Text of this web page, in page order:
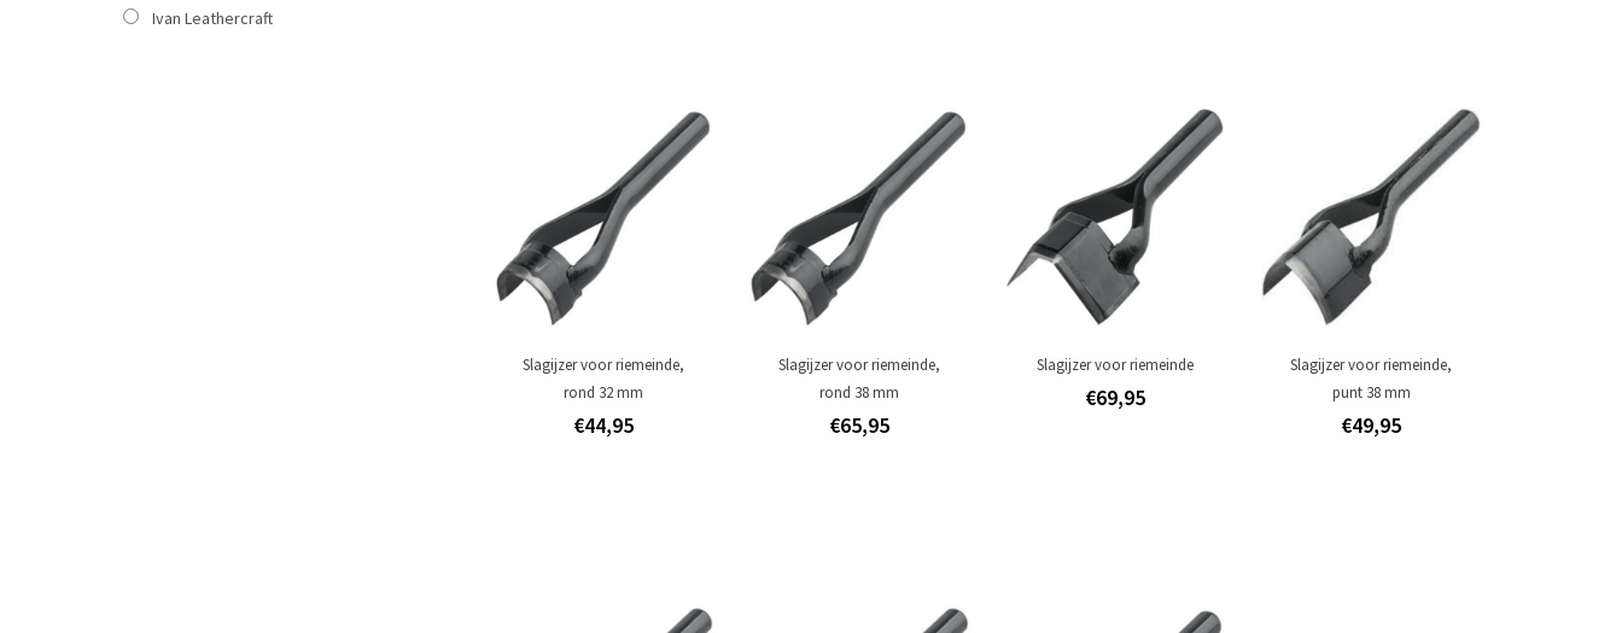
Ivan Leathercraft
Slagijzer voor riemeinde,
rond 32 mm
€44,95
Slagijzer voor riemeinde,
rond 38 mm
€65,95
Slagijzer voor riemeinde
€69,95
Slagijzer voor riemeinde,
punt 38 mm
€49,95